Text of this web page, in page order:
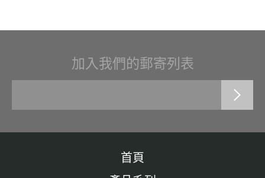
加入我們的郵寄列表
首頁